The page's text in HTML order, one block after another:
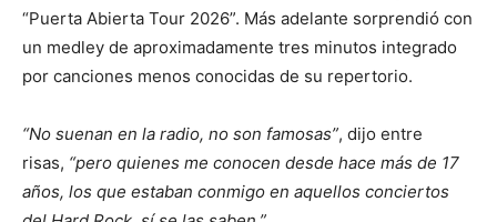
“Puerta Abierta Tour 2026”. Más adelante sorprendió con
un medley de aproximadamente tres minutos integrado
por canciones menos conocidas de su repertorio.
“No suenan en la radio, no son famosas”, dijo entre
risas, “pero quienes me conocen desde hace más de 17
años, los que estaban conmigo en aquellos conciertos